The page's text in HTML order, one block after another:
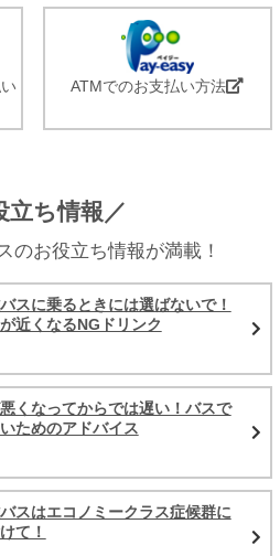
ATMでのお支払い方法
立ち情報／
のお役立ち情報が満載！
スに乗るときには選ばないで！
が近くなるNGドリンク
くなってからでは遅い！バスで
ためのアドバイス
スはエコノミークラス症候群に
て！